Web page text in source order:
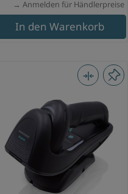
→ Anmelden für Händlerpreise
In den Warenkorb